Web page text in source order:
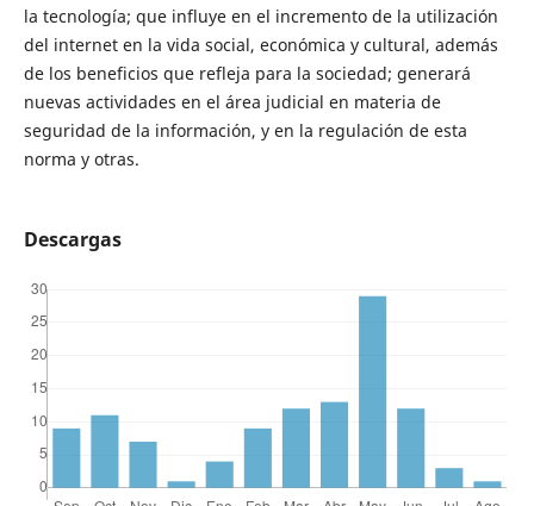
la tecnología; que influye en el incremento de la utilización
del internet en la vida social, económica y cultural, además
de los beneficios que refleja para la sociedad; generará
nuevas actividades en el área judicial en materia de
seguridad de la información, y en la regulación de esta
norma y otras.
Descargas